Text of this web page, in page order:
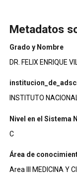
Metadatos
Grado y Nombre
DR. FELIX ENRIQUE
INSTITUTO
Nivel en el Sistema
C
Área de
Area III